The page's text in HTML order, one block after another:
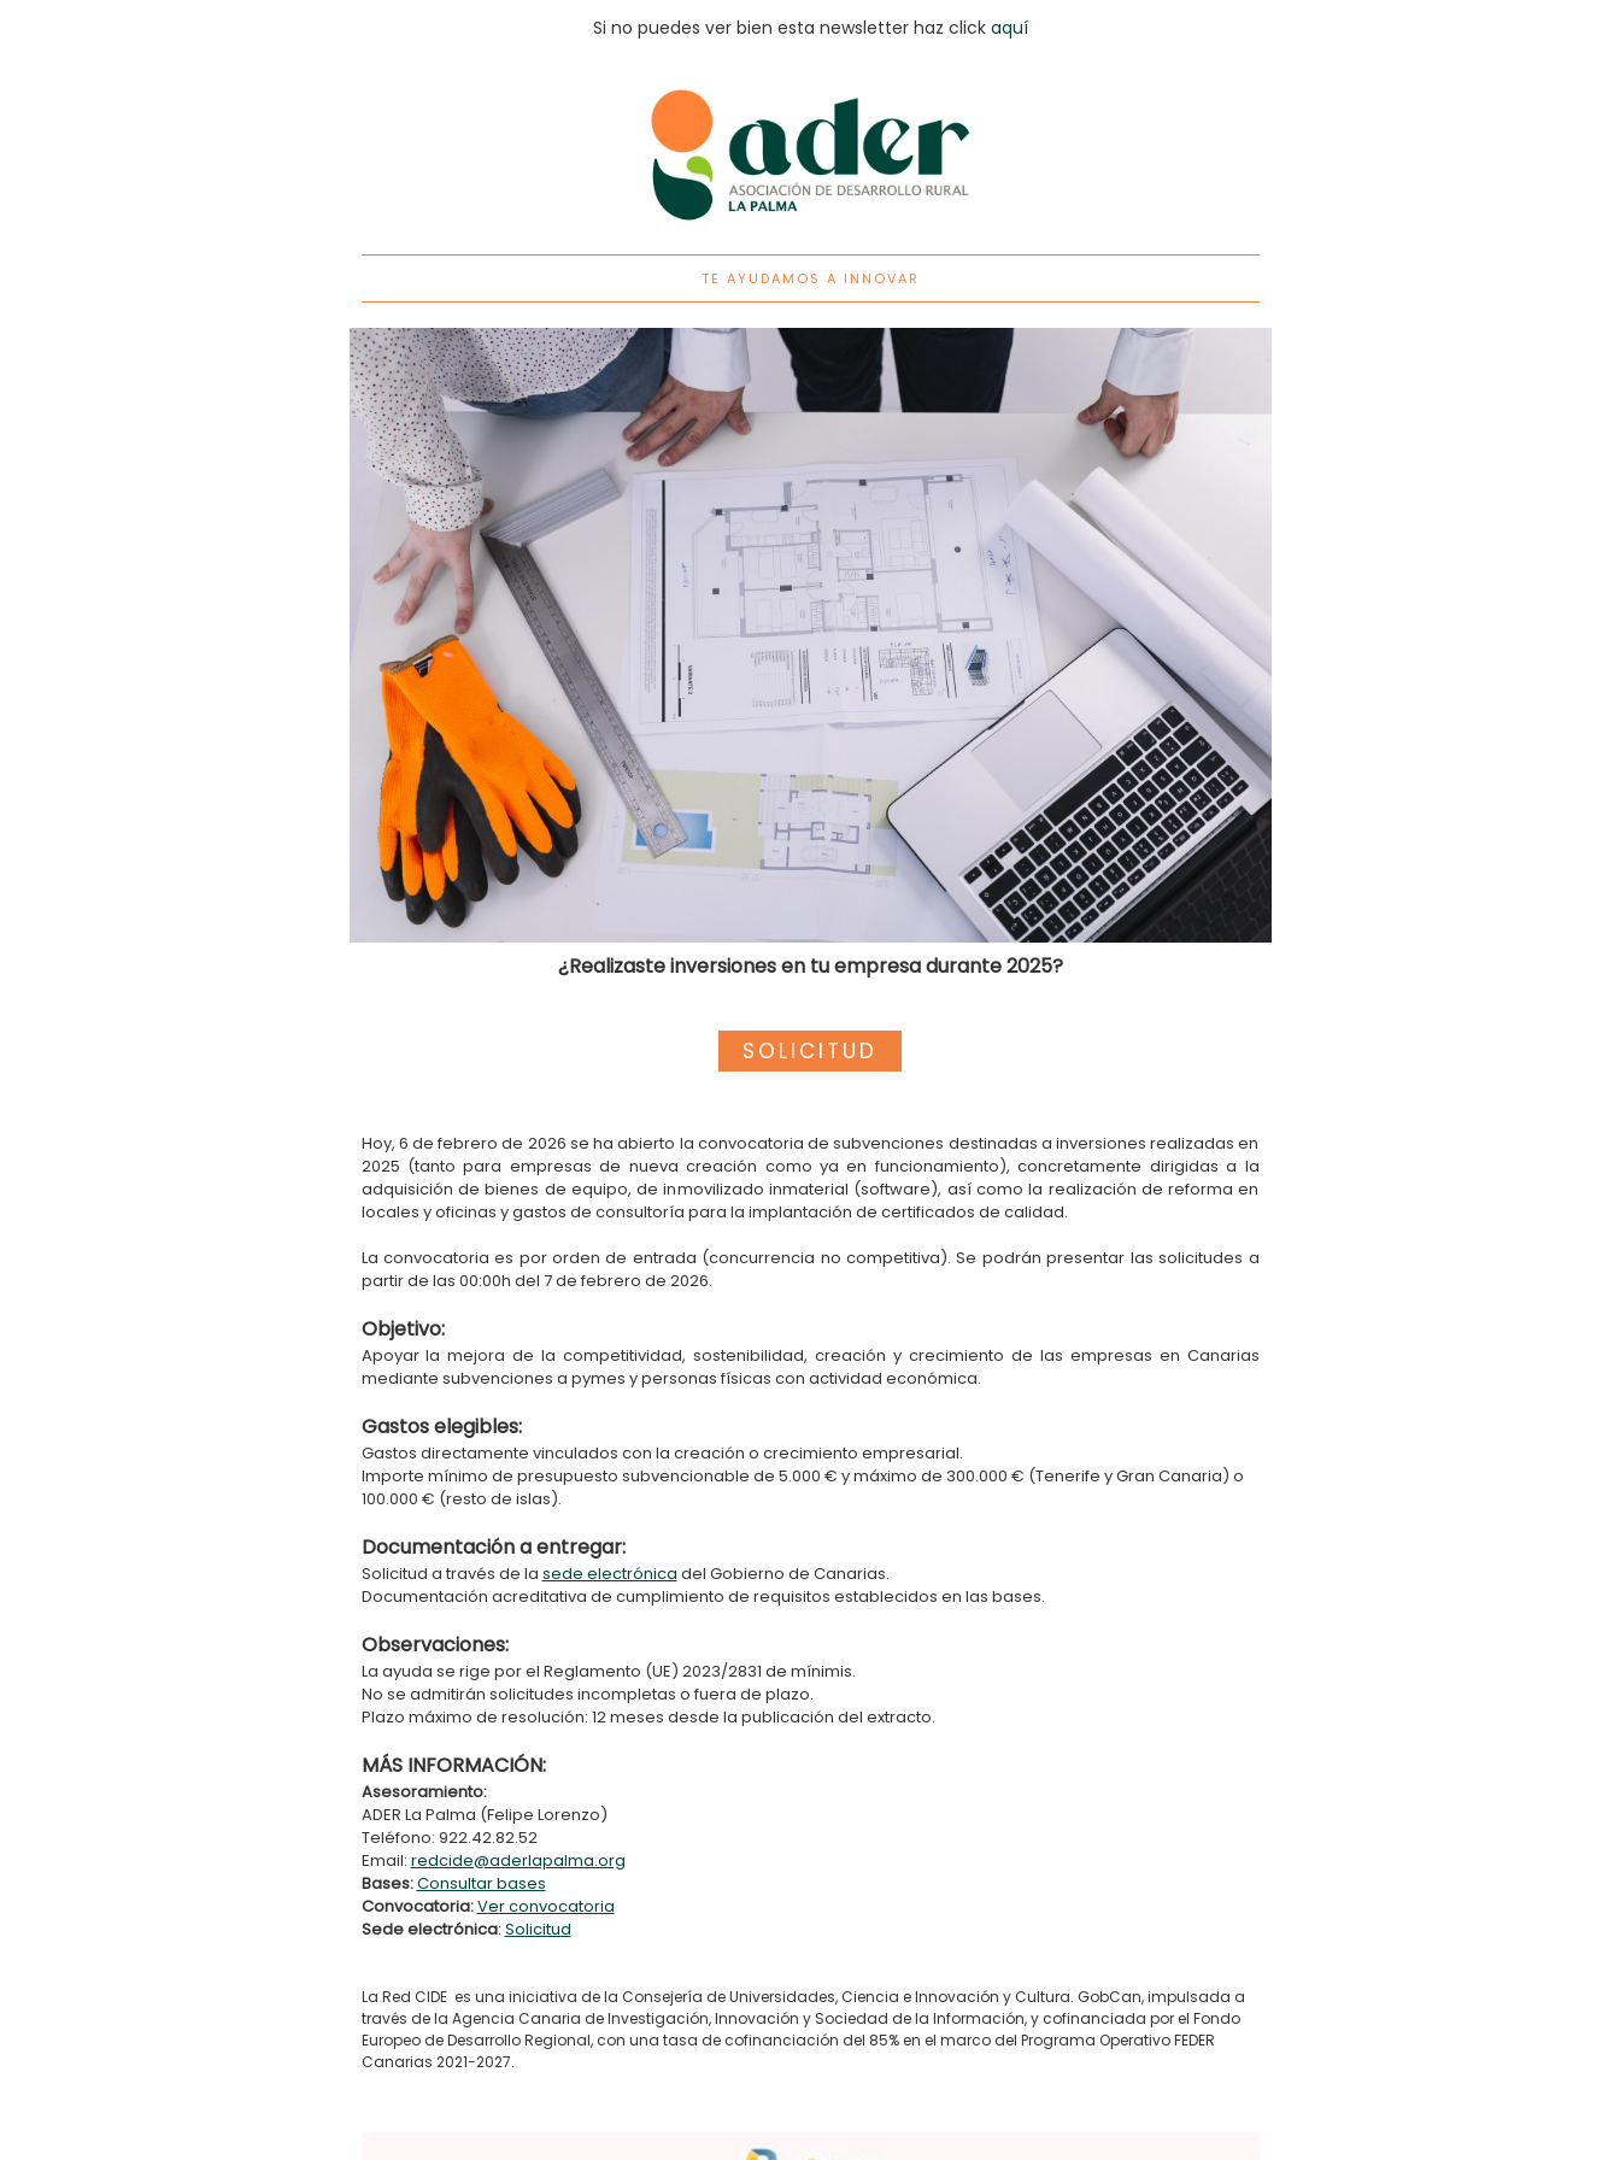
Si no puedes ver bien esta newsletter haz click aquí
TE AYUDAMOS A INNOVAR
¿Realizaste inversiones en tu empresa durante 2025?
SOLICITUD
Hoy, 6 de febrero de 2026 se ha abierto la convocatoria de subvenciones destinadas a inversiones realizadas en
2025 (tanto para empresas de nueva creación como ya en funcionamiento), concretamente dirigidas a la
adquisición de bienes de equipo, de inmovilizado inmaterial (software), así como la realización de reforma en
locales y oficinas y gastos de consultoría para la implantación de certificados de calidad.
La convocatoria es por orden de entrada (concurrencia no competitiva). Se podrán presentar las solicitudes a
partir de las 00:00h del 7 de febrero de 2026.
Objetivo:
Apoyar la mejora de la competitividad, sostenibilidad, creación y crecimiento de las empresas en Canarias
mediante subvenciones a pymes y personas físicas con actividad económica.
Gastos elegibles:
Gastos directamente vinculados con la creación o crecimiento empresarial.
Importe mínimo de presupuesto subvencionable de 5.000 € y máximo de 300.000 € (Tenerife y Gran Canaria) o
100.000 € (resto de islas).
Documentación a entregar:
Solicitud a través de la sede electrónica del Gobierno de Canarias.
Documentación acreditativa de cumplimiento de requisitos establecidos en las bases.
Observaciones:
La ayuda se rige por el Reglamento (UE) 2023/2831 de mínimis.
No se admitirán solicitudes incompletas o fuera de plazo.
Plazo máximo de resolución: 12 meses desde la publicación del extracto.
MÁS INFORMACIÓN:
Asesoramiento:
ADER La Palma (Felipe Lorenzo)
Teléfono: 922.42.82.52
Email: redcide@aderlapalma.org
Bases:Consultar bases
Convocatoria:Ver convocatoria
Sede electrónica: Solicitud
La Red CIDE es una iniciativa de la Consejería de Universidades, Ciencia e Innovación y Cultura. GobCan, impulsada a
través de la Agencia Canaria de Investigación, Innovación y Sociedad de la Información, y cofinanciada por el Fondo
Europeo de Desarrollo Regional, con una tasa de cofinanciación del 85% en el marco del Programa Operativo FEDER
Canarias 2021-2027.